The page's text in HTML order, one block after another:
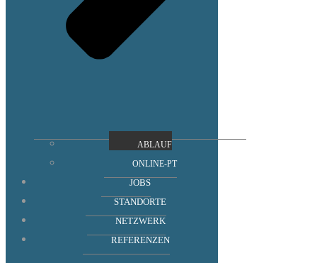
ABLAUF
ONLINE-PT
JOBS
STANDORTE
NETZWERK
REFERENZEN